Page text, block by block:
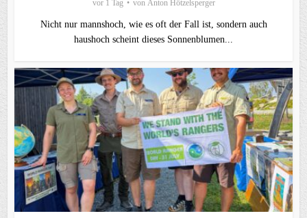
vor 1 Tag von Anton Hötzelsperger
Nicht nur mannshoch, wie es oft der Fall ist, sondern auch
haushoch scheint dieses Sonnenblumen...